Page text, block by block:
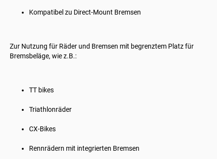
Kompatibel zu Direct-Mount Bremsen
Zur Nutzung für Räder und Bremsen mit begrenztem Platz für
Bremsbeläge, wie z.B.:
TT bikes
Triathlonräder
CX-Bikes
Rennrädern mit integrierten Bremsen